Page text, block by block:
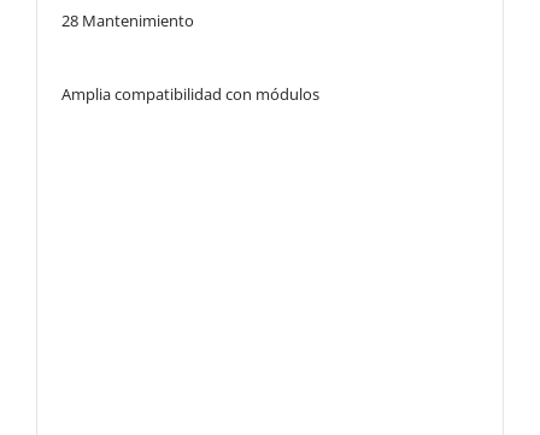
28 Mantenimiento
Amplia compatibilidad con módulos